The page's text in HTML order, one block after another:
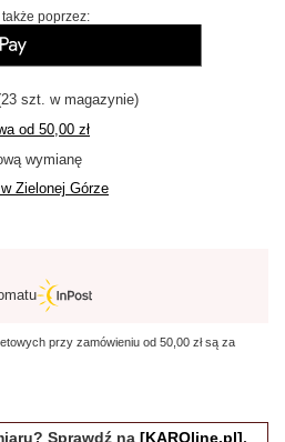
poprzez:
szt. w magazynie)
od 50,00 zł
wymianę
Zielonej Górze
przy zamówieniu od 50,00 złsą za
Sprawdź na [KAROline.pl],